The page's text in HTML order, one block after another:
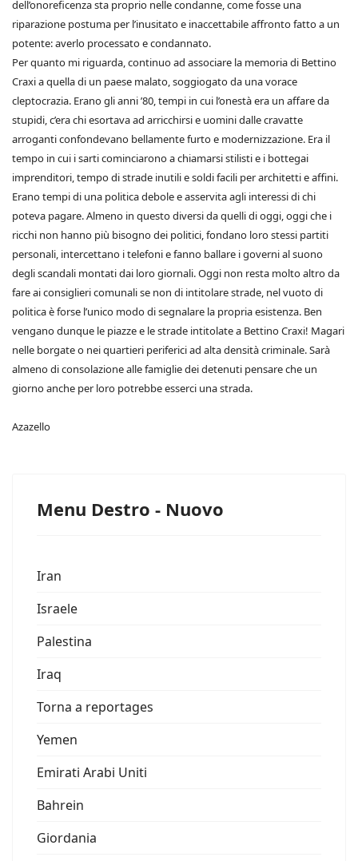
dell’onoreficenza sta proprio nelle condanne, come fosse una
riparazione postuma per l’inusitato e inaccettabile affronto fatto a un
potente: averlo processato e condannato.
Per quanto mi riguarda, continuo ad associare la memoria di Bettino
Craxi a quella di un paese malato, soggiogato da una vorace
cleptocrazia. Erano gli anni ’80, tempi in cui l’onestà era un affare da
stupidi, c’era chi esortava ad arricchirsi e uomini dalle cravatte
arroganti confondevano bellamente furto e modernizzazione. Era il
tempo in cui i sarti cominciarono a chiamarsi stilisti e i bottegai
imprenditori, tempo di strade inutili e soldi facili per architetti e affini.
Erano tempi di una politica debole e asservita agli interessi di chi
poteva pagare. Almeno in questo diversi da quelli di oggi, oggi che i
ricchi non hanno più bisogno dei politici, fondano loro stessi partiti
personali, intercettano i telefoni e fanno ballare i governi al suono
degli scandali montati dai loro giornali. Oggi non resta molto altro da
fare ai consiglieri comunali se non di intitolare strade, nel vuoto di
politica è forse l’unico modo di segnalare la propria esistenza. Ben
vengano dunque le piazze e le strade intitolate a Bettino Craxi! Magari
nelle borgate o nei quartieri periferici ad alta densità criminale. Sarà
almeno di consolazione alle famiglie dei detenuti pensare che un
giorno anche per loro potrebbe esserci una strada.
Azazello
Menu Destro - Nuovo
Iran
Israele
Palestina
Iraq
Torna a reportages
Yemen
Emirati Arabi Uniti
Bahrein
Giordania